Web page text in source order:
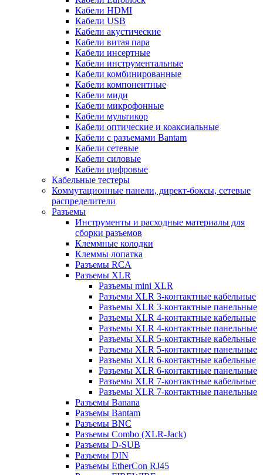
Кабели HDMI
Кабели USB
Кабели акустические
Кабели витая пара
Кабели инсертные
Кабели инструментальные
Кабели комбинированные
Кабели компонентные
Кабели миди
Кабели микрофонные
Кабели мультикор
Кабели оптические и коаксиальные
Кабели с разъемами Bantam
Кабели сетевые
Кабели силовые
Кабели цифровые
Кабельные тестеры
Коммутационные панели, директ-боксы, сетевые
распределители
Разъемы
Инструменты и расходные материалы для
сборки разъемов
Клеммные колодки
Клеммы лопатка
Разъемы RCA
Разъемы XLR
Разъемы mini XLR
Разъемы XLR 3-контактные кабельные
Разъемы XLR 3-контактные панельные
Разъемы XLR 4-контактные кабельные
Разъемы XLR 4-контактные панельные
Разъемы XLR 5-контактные кабельные
Разъемы XLR 5-контактные панельные
Разъемы XLR 6-контактные кабельные
Разъемы XLR 6-контактные панельные
Разъемы XLR 7-контактные кабельные
Разъемы XLR 7-контактные панельные
Разъемы Banana
Разъемы Bantam
Разъемы BNC
Разъемы Combo (XLR-Jack)
Разъемы D-SUB
Разъемы DIN
Разъемы EtherCon RJ45